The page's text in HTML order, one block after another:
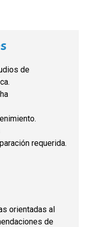
de
requerida.
orientadas al
de